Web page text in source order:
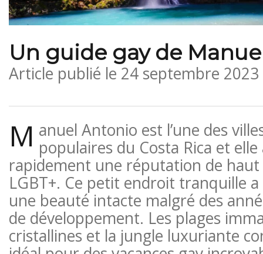
Un guide gay de
Article publié le 24 septembre
M anuel Antonio est l’une des
populaires du Costa Rica et
rapidement une réputation de
LGBT+. Ce petit endroit tranquille
une beauté intacte malgré des
de développement. Les plages
cristallines et la jungle luxuriante